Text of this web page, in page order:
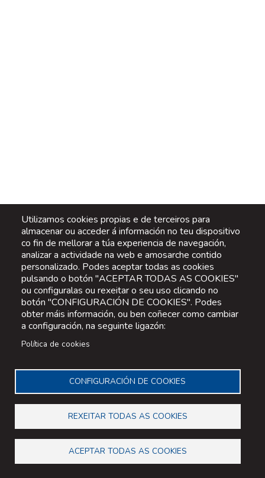
Utilizamos cookies propias e de terceiros para
almacenar ou acceder á información no teu dispositivo
co fin de mellorar a túa experiencia de navegación,
analizar a actividade na web e amosarche contido
personalizado. Podes aceptar todas as cookies
pulsando o botón "ACEPTAR TODAS AS COOKIES"
ou configuralas ou rexeitar o seu uso clicando no
botón "CONFIGURACIÓN DE COOKIES". Podes
obter máis información, ou ben coñecer como cambiar
a configuración, na seguinte ligazón:
Política de cookies
CONFIGURACIÓN DE COOKIES
REXEITAR TODAS AS COOKIES
ACEPTAR TODAS AS COOKIES